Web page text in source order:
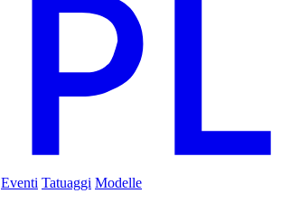
Eventi Tatuaggi Modelle